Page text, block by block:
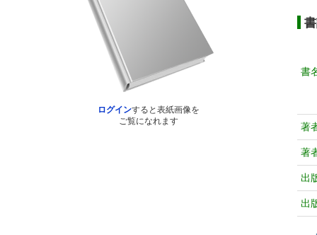
ログインすると表紙画像を
ご覧になれます
書
著
著
出
出